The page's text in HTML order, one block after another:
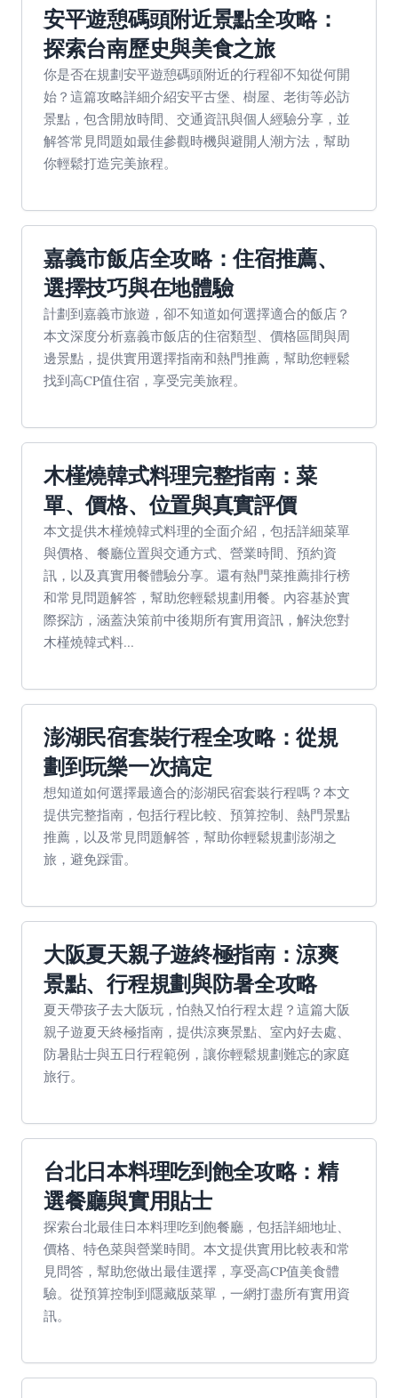
安平遊憩碼頭附近景點全攻略：
探索台南歷史與美食之旅
你是否在規劃安平遊憩碼頭附近的行程卻不知從何開
始？這篇攻略詳細介紹安平古堡、樹屋、老街等必訪
景點，包含開放時間、交通資訊與個人經驗分享，並
解答常見問題如最佳參觀時機與避開人潮方法，幫助
你輕鬆打造完美旅程。
嘉義市飯店全攻略：住宿推薦、
選擇技巧與在地體驗
計劃到嘉義市旅遊，卻不知道如何選擇適合的飯店？
本文深度分析嘉義市飯店的住宿類型、價格區間與周
邊景點，提供實用選擇指南和熱門推薦，幫助您輕鬆
找到高CP值住宿，享受完美旅程。
木槿燒韓式料理完整指南：菜
單、價格、位置與真實評價
本文提供木槿燒韓式料理的全面介紹，包括詳細菜單
與價格、餐廳位置與交通方式、營業時間、預約資
訊，以及真實用餐體驗分享。還有熱門菜推薦排行榜
和常見問題解答，幫助您輕鬆規劃用餐。內容基於實
際探訪，涵蓋決策前中後期所有實用資訊，解決您對
木槿燒韓式料...
澎湖民宿套裝行程全攻略：從規
劃到玩樂一次搞定
想知道如何選擇最適合的澎湖民宿套裝行程嗎？本文
提供完整指南，包括行程比較、預算控制、熱門景點
推薦，以及常見問題解答，幫助你輕鬆規劃澎湖之
旅，避免踩雷。
大阪夏天親子遊終極指南：涼爽
景點、行程規劃與防暑全攻略
夏天帶孩子去大阪玩，怕熱又怕行程太趕？這篇大阪
親子遊夏天終極指南，提供涼爽景點、室內好去處、
防暑貼士與五日行程範例，讓你輕鬆規劃難忘的家庭
旅行。
台北日本料理吃到飽全攻略：精
選餐廳與實用貼士
探索台北最佳日本料理吃到飽餐廳，包括詳細地址、
價格、特色菜與營業時間。本文提供實用比較表和常
見問答，幫助您做出最佳選擇，享受高CP值美食體
驗。從預算控制到隱藏版菜單，一網打盡所有實用資
訊。